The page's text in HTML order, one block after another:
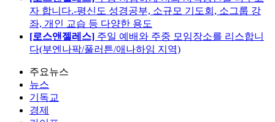
자 합니다.-평신도 성경공부, 소규모 기도회, 소그룹 강
좌, 개인 교습 등 다양한 용도
[로스앤젤레스] 주일 예배와 주중 모임장소를 리스합니
다(부엔나팍/풀러튼/애나하임 지역)
주요뉴스
뉴스
기독교
경제